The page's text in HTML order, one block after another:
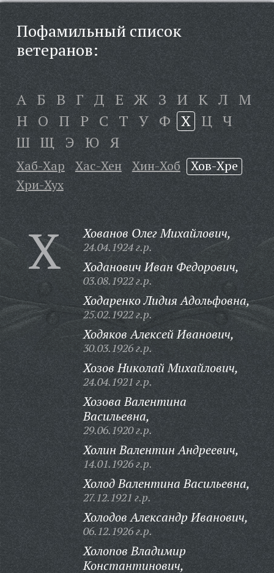
Пофамильный список
ветеранов:
А Б В Г Д Е Ж З И К Л М
Н О П Р С Т У Ф Х Ц Ч
Ш Щ Э Ю Я
Хаб-Хар Хас-Хен Хин-Хоб
Хов-Хре
Хри-Хух
Х Хованов Олег Михайлович,
24.04.1924 г.р.
Ходанович Иван Федорович,
03.08.1922 г.р.
Ходаренко Лидия Адольфовна,
25.02.1922 г.р.
Ходяков Алексей Иванович,
30.03.1926 г.р.
Хозов Николай Михайлович,
24.04.1921 г.р.
Хозова Валентина
Васильевна,
29.06.1920 г.р.
Холин Валентин Андреевич,
14.01.1926 г.р.
Холод Валентина Васильевна,
27.12.1921 г.р.
Холодов Александр Иванович,
06.12.1926 г.р.
Холопов Владимир
Константинович,